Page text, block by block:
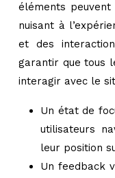
éléments
nuisant à
et des
garantir que tous
interagir avec le
Un état de
utilisateurs
leur position
Un feedback